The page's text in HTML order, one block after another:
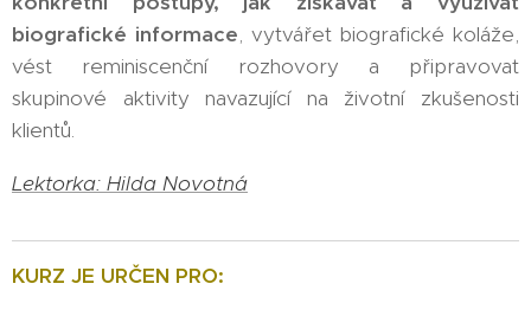
biografické informace, vytvářet biografické koláže,
vést reminiscenční rozhovory a připravovat
skupinové aktivity navazující na životní zkušenosti
klientů.
Lektorka: Hilda Novotná
KURZ JE URČEN PRO: